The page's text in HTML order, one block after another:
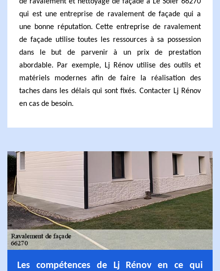
qui est une entreprise de ravalement de façade qui a
une bonne réputation. Cette entreprise de ravalement
de façade utilise toutes les ressources à sa possession
dans le but de parvenir à un prix de prestation
abordable. Par exemple, Lj Rénov utilise des outils et
matériels modernes afin de faire la réalisation des
taches dans les délais qui sont fixés. Contacter Lj Rénov
en cas de besoin.
Les compétences de Lj Rénov en ce qui